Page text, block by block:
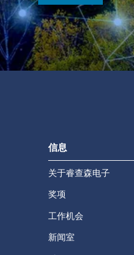
信息
关于睿查森电子
奖项
工作机会
新闻室